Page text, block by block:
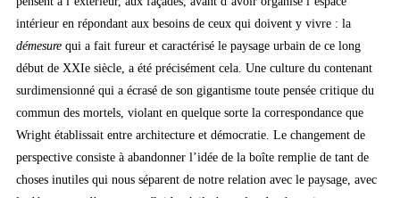
intérieur en répondant aux besoins de ceux qui doivent y vivre : la
démesurequi a fait fureur et caractérisé le paysage urbain de ce long
début de XXIe siècle, a été précisément cela. Une culture du contenant
surdimensionné qui a écrasé de son gigantisme toute pensée critique du
commun des mortels, violant en quelque sorte la correspondance que
Wright établissait entre architecture et démocratie. Le changement de
perspective consiste à abandonner l’idée de la boîte remplie de tant de
choses inutiles qui nous séparent de notre relation avec le paysage, avec